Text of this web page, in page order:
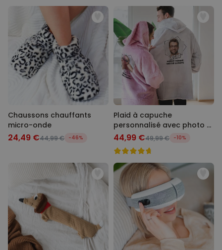
Chaussons chauffants
micro-onde
24,49 €44,99 € -46%
Plaid à capuche
personnalisé avec photo et
texte
44,99 €49,99 € -10%